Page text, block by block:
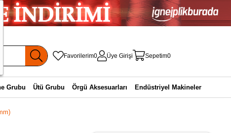
Favorilerim0 Üye Girişi Sepetim0
Grubu Ütü Grubu Örgü Aksesuarları Endüstriyel Makineler